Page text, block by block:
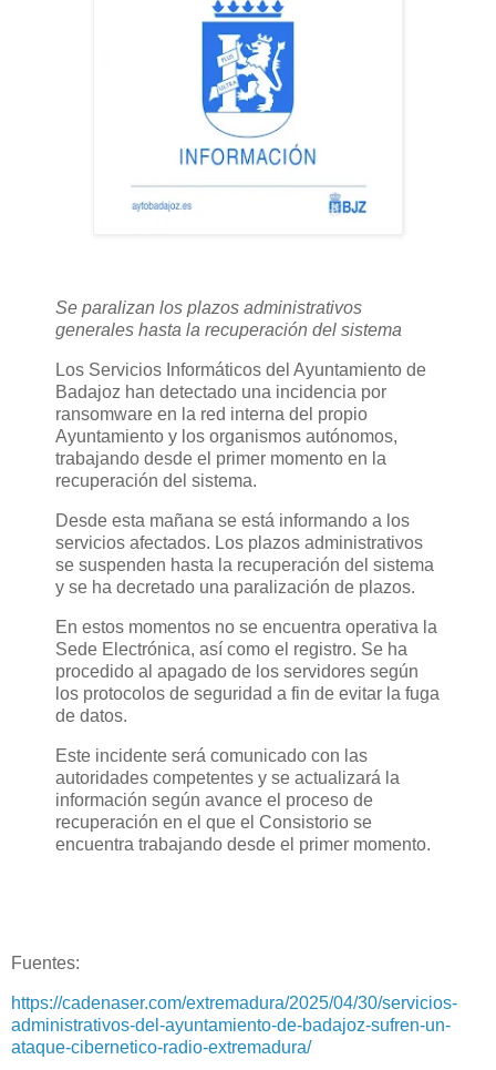
Se paralizan los plazos administrativos
generales hasta la recuperación del sistema
Los Servicios Informáticos del Ayuntamiento de
Badajoz han detectado una incidencia por
ransomware en la red interna del propio
Ayuntamiento y los organismos autónomos,
trabajando desde el primer momento en la
recuperación del sistema.
Desde esta mañana se está informando a los
servicios afectados. Los plazos administrativos
se suspenden hasta la recuperación del sistema
y se ha decretado una paralización de plazos.
En estos momentos no se encuentra operativa la
Sede Electrónica, así como el registro. Se ha
procedido al apagado de los servidores según
los protocolos de seguridad a fin de evitar la fuga
de datos.
Este incidente será comunicado con las
autoridades competentes y se actualizará la
información según avance el proceso de
recuperación en el que el Consistorio se
encuentra trabajando desde el primer momento.
Fuentes:
https://cadenaser.com/extremadura/2025/04/30/servicios-
administrativos-del-ayuntamiento-de-badajoz-sufren-un-
ataque-cibernetico-radio-extremadura/